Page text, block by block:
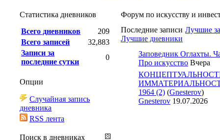
Форум по искусству и
Последние записи Лучшие
Лучшие дневники
Заповедник Оглахты.
Про искусство Вчера
1964 (2) (Gnesterov)
Gnesterov 19.07.2026
Статистика дневников
Всего дневников
209
Всего записей
32,883
Записи за
последние сутки
0
Опции
Случайная запись
дневника
RSS лента
Поиск в дневниках